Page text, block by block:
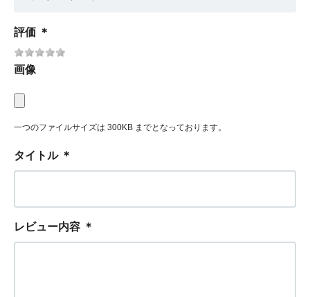
評価 ＊
画像
一つのファイルサイズは 300KB までとなっております。
タイトル ＊
レビュー内容 ＊